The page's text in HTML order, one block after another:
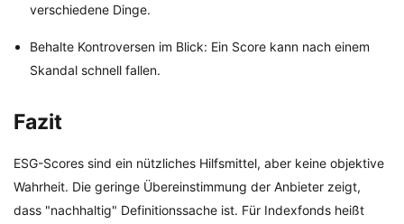
verschiedene Dinge.
Behalte Kontroversen im Blick: Ein Score kann nach einem
Skandal schnell fallen.
Fazit
ESG-Scores sind ein nützliches Hilfsmittel, aber keine objektive
Wahrheit. Die geringe Übereinstimmung der Anbieter zeigt,
dass "nachhaltig" Definitionssache ist. Für Indexfonds heißt